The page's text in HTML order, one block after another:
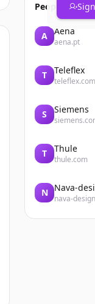
People also
A Aena
aena.pt
T Teleflex
teleflex.com
S Siemens
T Thule
thule.com
N Nava-
nava-